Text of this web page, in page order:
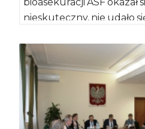
nieskuteczny, nie udało